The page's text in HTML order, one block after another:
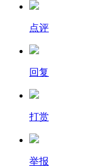
点评
回复
打赏
举报